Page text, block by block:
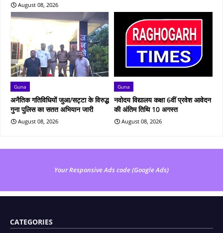
August 08, 2026
Guna
अनैतिक गतिविधियों जुआ/सट्टा के विरुद्ध
गुना पुलिस का सतत अभियान जारी
August 08, 2026
Guna
नवोदय विद्यालय कक्षा 6वीं प्रवेश आवेदन
की अंतिम तिथि 10 अगस्त
August 08, 2026
Your Responsive Ads code (Google Ads)
CATEGORIES